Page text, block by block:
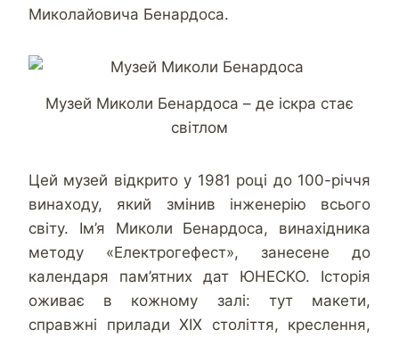
Миколайовича Бенардоса.
Музей Миколи Бенардоса – де іскра стає
світлом
Цей музей відкрито у 1981 році до 100-річчя
винаходу, який змінив інженерію всього
світу. Ім’я Миколи Бенардоса, винахідника
методу «Електрогефест», занесене до
календаря пам’ятних дат ЮНЕСКО. Історія
оживає в кожному залі: тут макети,
справжні прилади ХІХ століття, креслення,